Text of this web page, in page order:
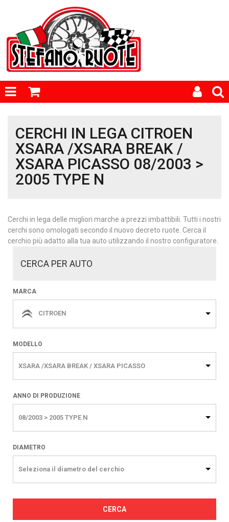
CERCHI IN LEGA CITROEN
XSARA /XSARA BREAK /
XSARA PICASSO 08/2003 >
2005 TYPE N
Cerchi in lega delle migliori marche a prezzi imbattibili. Tutti i nostri
cerchi sono omologati secondo il nuovo decreto ruote. Cerca il
cerchio più adatto alla tua auto utilizzando il nostro configuratore.
CERCA PER AUTO
MARCA
CITROEN
MODELLO
XSARA /XSARA BREAK / XSARA PICASSO
ANNO DI PRODUZIONE
08/2003 > 2005 TYPE N
DIAMETRO
Seleziona il diametro del cerchio
CERCA